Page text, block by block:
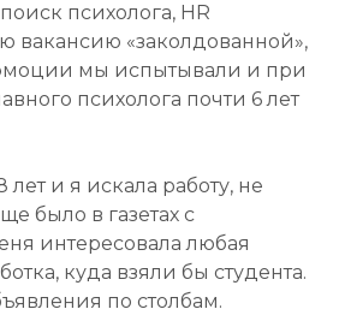
психолога, HR
вакансию «заколдованной»,
мы испытывали и при
психолога почти 6 лет
лет и я искала работу, не
было в газетах с
интересовала любая
куда взяли бы студента.
по столбам.